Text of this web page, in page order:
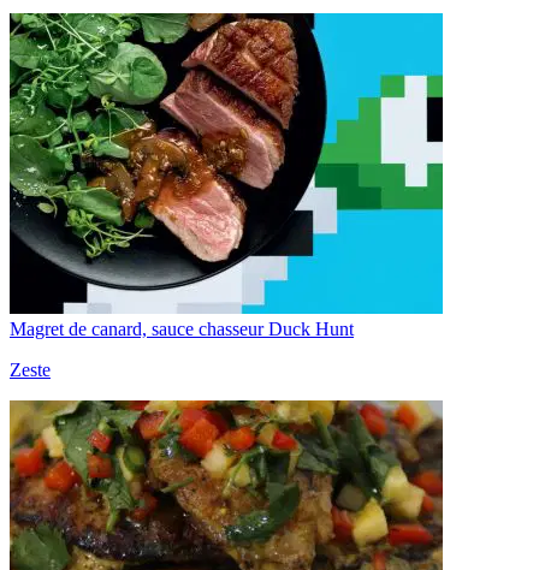
Magret de canard, sauce chasseur Duck Hunt
Zeste